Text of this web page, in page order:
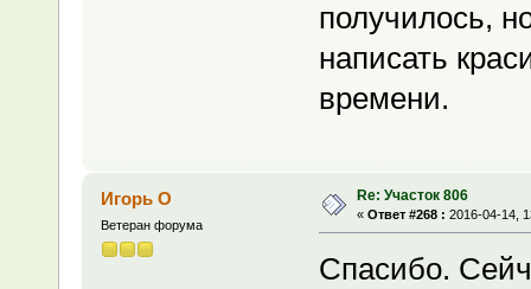
получилось,
написать
времени.
Игорь О
Ветеран форума
Re: Участок 806
« Ответ #268 : 2016-04-14,
Спасибо.